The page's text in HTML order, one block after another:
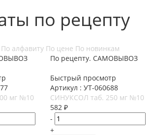
по рецепту
По алфавиту По цене По новинкам
мг №10
По рецепту. САМОВЫВОЗ
Быстрый просмотр
Артикул : УТ-060688
СИНУКСОЛ таб. 250 мг №10
582 ₽
-
+